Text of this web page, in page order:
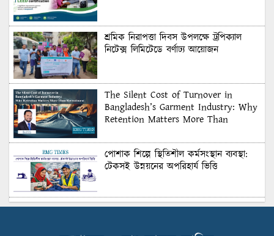
শ্রমিক নিরাপত্তা দিবস উপলক্ষে ট্রপিক্যাল
নিটেক্স লিমিটেডে বর্ণাঢ্য আয়োজন
The Silent Cost of Turnover in
Bangladesh’s Garment Industry: Why
Retention Matters More Than
পোশাক শিল্পে স্থিতিশীল কর্মসংস্থান ব্যবস্থা:
টেকসই উন্নয়নের অপরিহার্য ভিত্তি
শুল্কের দেয়াল ভাঙার সুযোগ: মার্কিন বাজারে